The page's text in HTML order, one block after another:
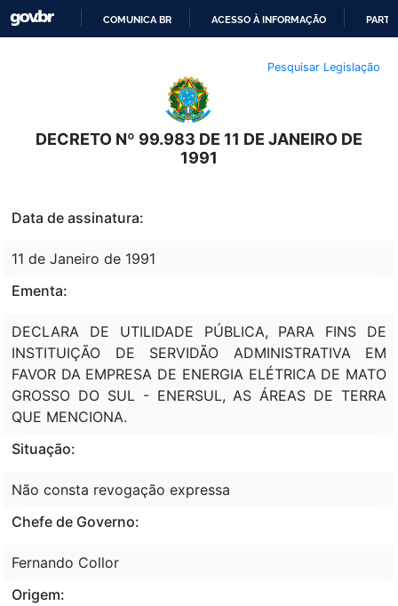
O
CONTEÚDO
COMUNICA BR ACESSO À INFORMAÇÃO
Pesquisar Legislação
DECRETO Nº 99.983 DE 11 DE JANEIRO DE
1991
Data de assinatura:
11 de Janeiro de 1991
Ementa:
DECLARA DE UTILIDADE PÚBLICA, PARA FINS DE
INSTITUIÇÃO DE SERVIDÃO ADMINISTRATIVA EM
FAVOR DA EMPRESA DE ENERGIA ELÉTRICA DE MATO
GROSSO DO SUL - ENERSUL, AS ÁREAS DE TERRA
QUE MENCIONA.
Situação:
Não consta revogação expressa
Chefe de Governo:
Fernando Collor
Origem: